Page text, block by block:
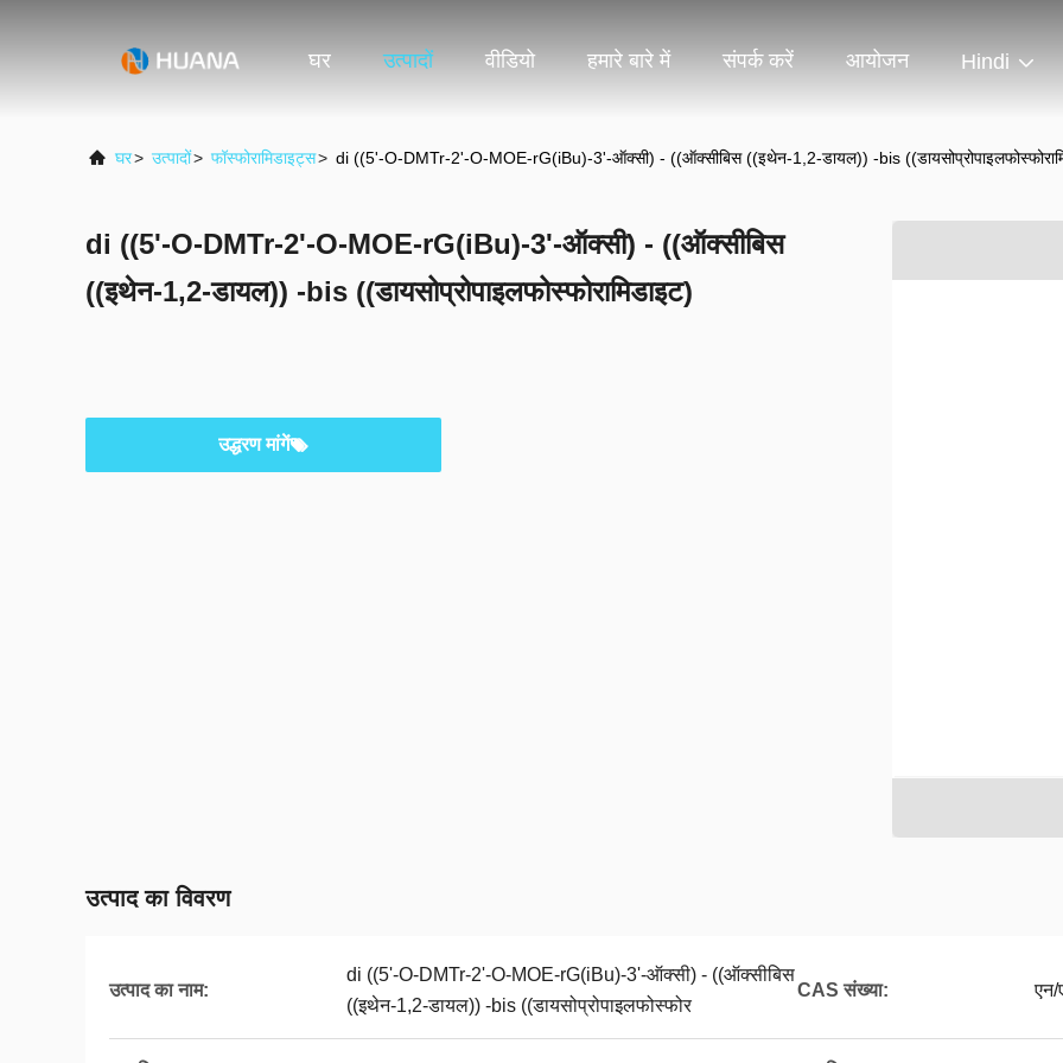
घर उत्पादों वीडियो हमारे बारे में संपर्क करें आयोजन Hindi
घर> उत्पादों> फॉस्फोरामिडाइट्स> di ((5'-O-DMTr-2'-O-MOE-rG(iBu)-3'-ऑक्सी) - ((ऑक्सीबिस ((इथेन-1,2-डायल)) -bis
di ((5'-O-DMTr-2'-O-MOE-rG(iBu)-3'-ऑक्सी) - ((ऑक्सीबिस
((इथेन-1,2-डायल)) -bis ((डायसोप्रोपाइलफोस्फोरामिडाइट)
उद्धरण मांगें
उत्पाद का विवरण
उत्पाद का नाम:
di ((5'-O-DMTr-2'-O-MOE-rG(iBu)-3'-ऑक्सी) - ((ऑक्सीबिस
((इथेन-1,2-डायल)) -bis ((डायसोप्रोपाइलफोस्फोर
CAS संख्या: एन/